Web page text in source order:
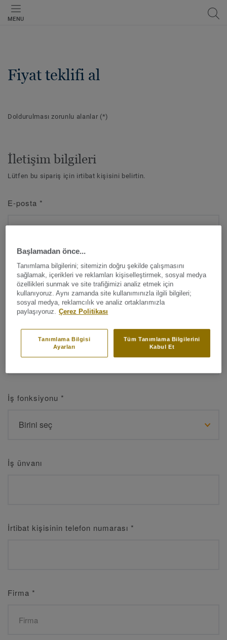
MENU
Fiyat teklifi al
Doldurulması zorunlu alanlar (*)
İletişim bilgileri
Lütfen bu sipariş için irtibat kişisini belirtin.
E-posta *
Ad*
Soyad*
İş fonksiyonu *
İş ünvanı
İrtibat kişisinin telefon numarası *
Firma *
Başlamadan önce...
Tanımlama bilgilerini; sitemizin doğru şekilde çalışmasını
sağlamak, içerikleri ve reklamları kişiselleştirmek, sosyal medya
özellikleri sunmak ve site trafiğimizi analiz etmek için
kullanıyoruz. Aynı zamanda site kullanımınızla ilgili bilgileri;
sosyal medya, reklamcılık ve analiz ortaklarımızla
paylaşıyoruz. Çerez Politikası
Tüm Tanımlama Bilgilerini
Kabul Et
Tanımlama Bilgisi
Ayarları